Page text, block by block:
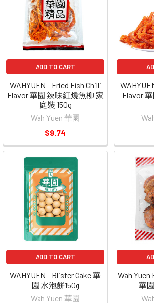
ADD TO CART
WAHYUEN - Fried Fish Chilli
Flavor 華園 辣味紅燒魚柳 家
庭裝 150g
Wah Yuen 華園
$9.74
Flavor
ADD TO CART
WAHYUEN - Blister Cake 華
園 水泡餅150g
Wah Yuen 華園
Wah
華